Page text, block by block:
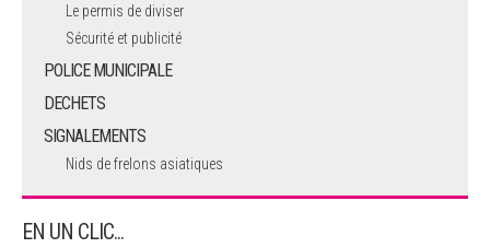
Le permis de diviser
Sécurité et publicité
POLICE MUNICIPALE
DECHETS
SIGNALEMENTS
Nids de frelons asiatiques
EN UN CLIC...